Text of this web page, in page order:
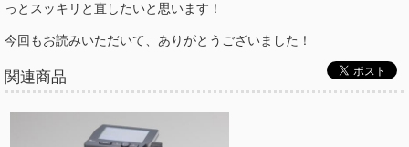
っとスッキリと直したいと思います！
今回もお読みいただいて、ありがとうございました！
関連商品